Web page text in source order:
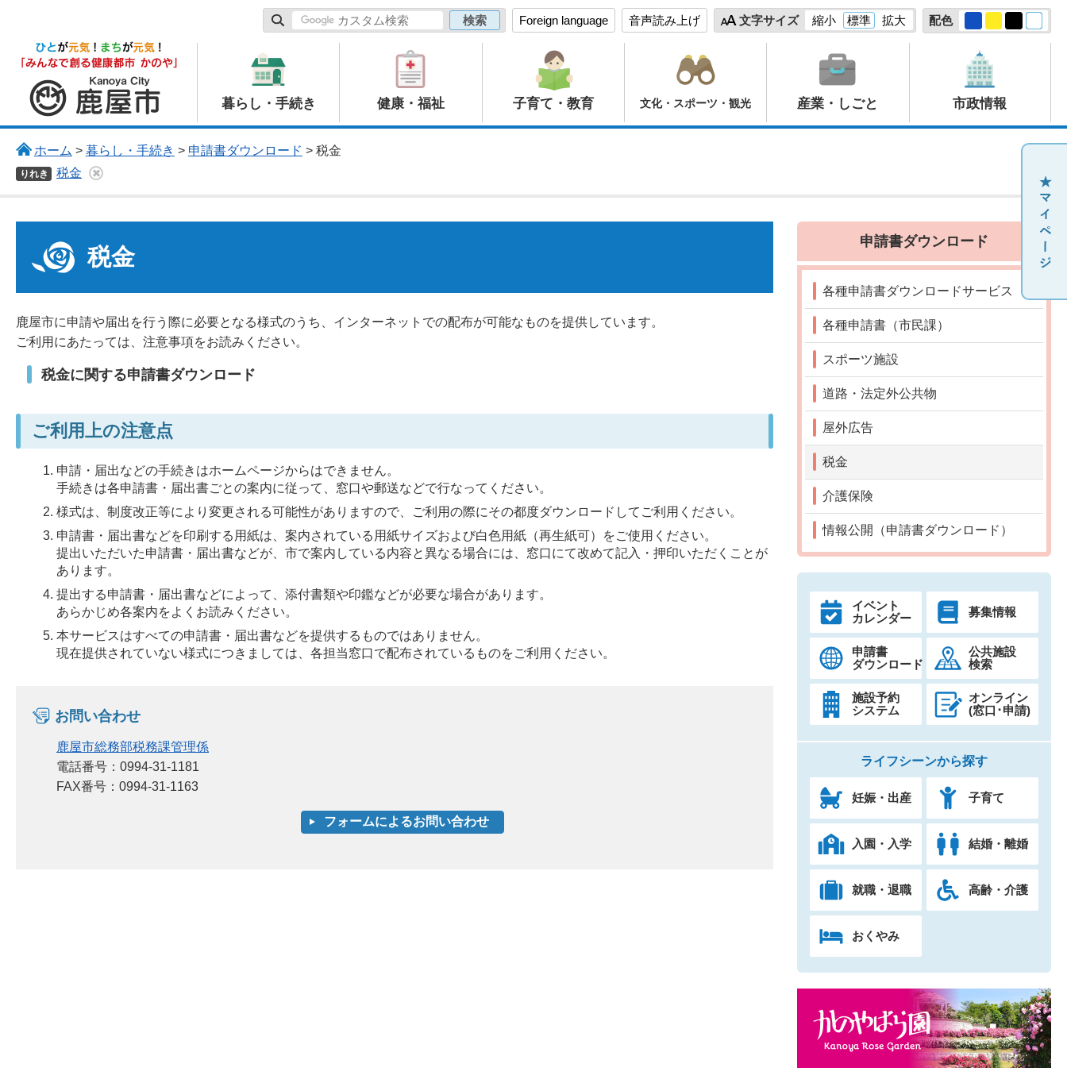
Foreign language 音声読み上げ 文字サイズ 縮小 標準 拡大 配色
鹿屋市
暮らし・手続き 健康・福祉 子育て・教育 文化・スポーツ・観光 産業・しごと 市政情報
ホーム > 暮らし・手続き > 申請書ダウンロード > 税金
りれき 税金
税金
鹿屋市に申請や届出を行う際に必要となる様式のうち、インターネットでの配布が可能なものを提供しています。
ご利用にあたっては、注意事項をお読みください。
税金に関する申請書ダウンロード
ご利用上の注意点
申請・届出などの手続きはホームページからはできません。
手続きは各申請書・届出書ごとの案内に従って、窓口や郵送などで行なってください。
様式は、制度改正等により変更される可能性がありますので、ご利用の際にその都度ダウンロードしてご利用ください。
申請書・届出書などを印刷する用紙は、案内されている用紙サイズおよび白色用紙（再生紙可）をご使用ください。
提出いただいた申請書・届出書などが、市で案内している内容と異なる場合には、窓口にて改めて記入・押印いただくことが
あります。
提出する申請書・届出書などによって、添付書類や印鑑などが必要な場合があります。
あらかじめ各案内をよくお読みください。
本サービスはすべての申請書・届出書などを提供するものではありません。
現在提供されていない様式につきましては、各担当窓口で配布されているものをご利用ください。
お問い合わせ
鹿屋市総務部税務課管理係
電話番号：0994-31-1181
FAX番号：0994-31-1163
申請書ダウンロード
各種申請書ダウンロードサービス
各種申請書（市民課）
スポーツ施設
道路・法定外公共物
屋外広告
税金
介護保険
情報公開（申請書ダウンロード）
イベント
カレンダー
募集情報
申請書
ダウンロード
公共施設
検索
施設予約
システム
オンライン
(窓口･申請)
ライフシーンから探す
妊娠・出産 子育て
入園・入学 結婚・離婚
就職・退職 高齢・介護
おくやみ